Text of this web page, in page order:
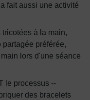
fait aussi une activité
à la main,
préférée,
lors d'une séance
le processus --
des bracelets